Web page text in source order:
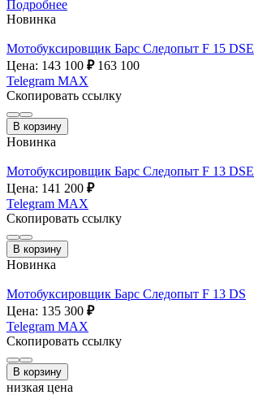
Подробнее
Новинка
Мотобуксировщик Барс Следопыт F 15 DSE
Цена: 143 100 ₽ 163 100
Telegram MAX
Скопировать ссылку
В корзину
Новинка
Мотобуксировщик Барс Следопыт F 13 DSE
Цена: 141 200 ₽
Telegram MAX
Скопировать ссылку
В корзину
Новинка
Мотобуксировщик Барс Следопыт F 13 DS
Цена: 135 300 ₽
Telegram MAX
Скопировать ссылку
В корзину
низкая цена